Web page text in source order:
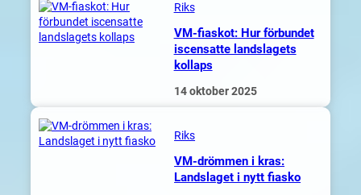
Riks
VM-fiaskot: Hur förbundet
iscensatte landslagets
kollaps
14 oktober 2025
Riks
VM-drömmen i kras:
Landslaget i nytt fiasko